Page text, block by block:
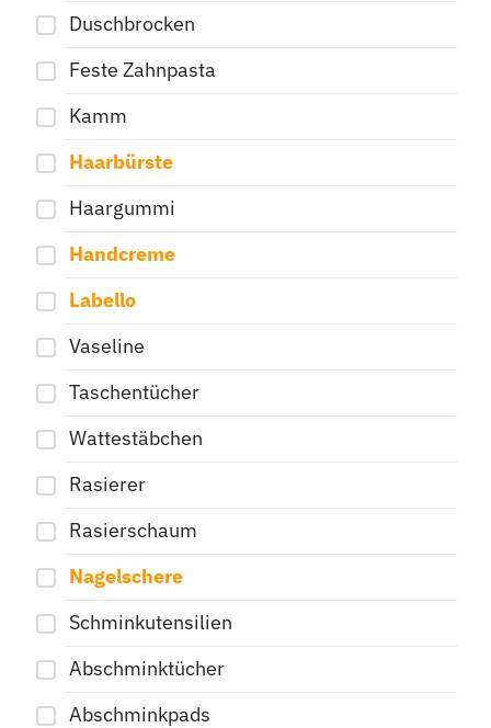
Duschbrocken
Feste Zahnpasta
Kamm
Haarbürste
Haargummi
Handcreme
Labello
Vaseline
Taschentücher
Wattestäbchen
Rasierer
Rasierschaum
Nagelschere
Schminkutensilien
Abschminktücher
Abschminkpads